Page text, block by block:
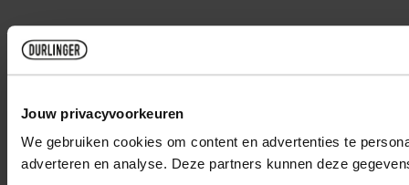
Jouw privacyvoorkeuren
We gebruiken cookies om content en advertenties te
adverteren en analyse. Deze partners kunnen deze